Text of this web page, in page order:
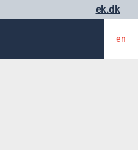
ek.dk
en